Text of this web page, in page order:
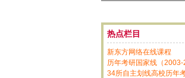
热点栏目
新东方网络在线课程
历年考研国家线 （
34所自主划线高校历年